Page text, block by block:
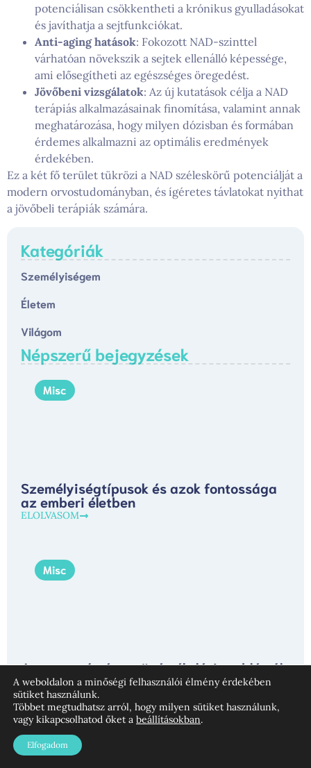
potenciálisan csökkentheti a krónikus gyulladásokat
és javíthatja a sejtfunkciókat.
Anti-aging hatások: Fokozott NAD-szinttel
várhatóan növekszik a sejtek ellenálló képessége,
ami elősegítheti az egészséges öregedést.
Jövőbeni vizsgálatok: Az új kutatások célja a NAD
terápiás alkalmazásainak finomítása, valamint annak
meghatározása, hogy milyen dózisban és formában
érdemes alkalmazni az optimális eredmények
érdekében.
Ez a két fő terület tükrözi a NAD széleskörű potenciálját a
modern orvostudományban, és ígéretes távlatokat nyithat
a jövőbeli terápiák számára.
Kategóriák
Személyiségem
Életem
Világom
Népszerű bejegyzések
Misc
Személyiségtípusok és azok fontossága
az emberi életben
ELOLVASOM
Misc
A szorongás és az önértékelési problémák
gyökerei a fiataloknál
ELOLVASOM
Misc
A weboldalon a minőségi felhasználói élmény érdekében
sütiket használunk.
Többet megtudhatsz arról, hogy milyen sütiket használunk,
vagy kikapcsolhatod őket a beállításokban.
Elfogadom